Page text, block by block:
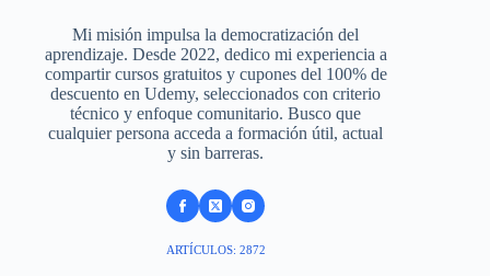
Mi misión impulsa la democratización del
aprendizaje. Desde 2022, dedico mi experiencia a
compartir cursos gratuitos y cupones del 100% de
descuento en Udemy, seleccionados con criterio
técnico y enfoque comunitario. Busco que
cualquier persona acceda a formación útil, actual
y sin barreras.
ARTÍCULOS: 2872